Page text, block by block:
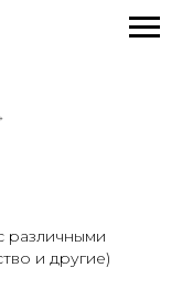
различными
и другие)